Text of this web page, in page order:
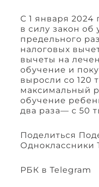
С 1 января 2024
в силу закон об
предельного
налоговых
вычеты на
обучение и
выросли со 120
максимальный
обучение
два раза— с 50
Поделиться
Одноклассники
РБК в Telegram